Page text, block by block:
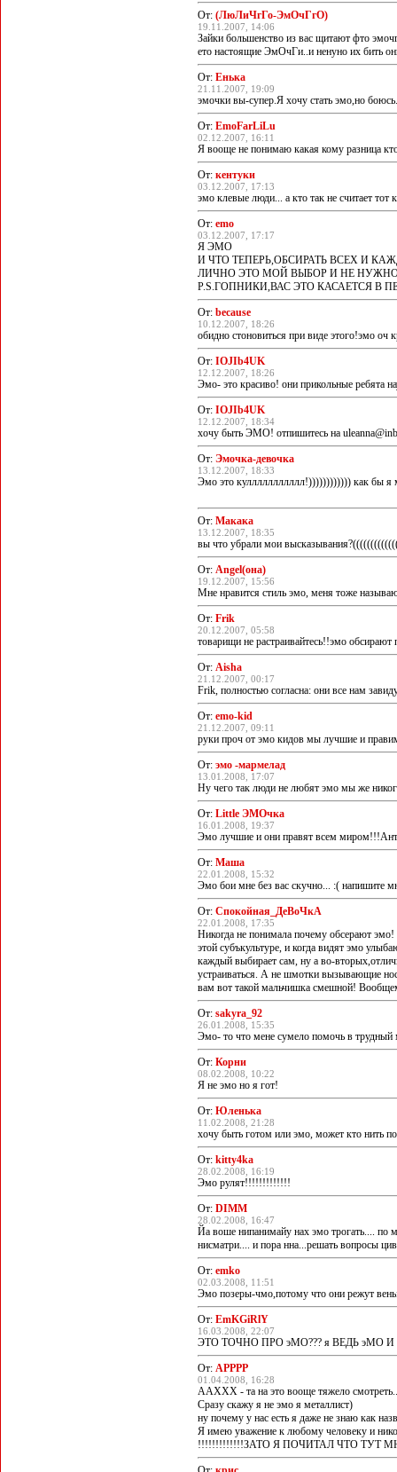
От: (ЛюЛиЧгГо-ЭмОчГгО)
19.11.2007, 14:06
Зайки большенство из вас щитают фто
ето настоящие ЭмОчГи..и ненуно их бить
От: Енька
21.11.2007, 19:09
эмочки вы-супер.Я хочу стать эмо,но боюсь.
От: EmoFarLiLu
02.12.2007, 16:11
Я вооще не понимаю какая кому разница
От: кентуки
03.12.2007, 17:13
эмо клевые люди... а кто так не считает
От: emo
03.12.2007, 17:17
Я ЭМО
И ЧТО ТЕПЕРЬ,ОБСИРАТЬ ВСЕХ И
ЛИЧНО ЭТО МОЙ ВЫБОР И НЕ
P.S.ГОПНИКИ,ВАС ЭТО КАСАЕТСЯ В
От: because
10.12.2007, 18:26
обидно стоновиться при виде этого!эмо оч
От: IOJIb4UK
12.12.2007, 18:26
Эмо- это красиво! они прикольные ребята
От: IOJIb4UK
12.12.2007, 18:34
хочу быть ЭМО! отпишитесь на
От: Эмочка-девочка
13.12.2007, 18:33
Эмо это куллллллллллл!)))))))))))) как бы
От: Макака
13.12.2007, 18:35
вы что убрали мои
От: Angel(она)
19.12.2007, 15:56
Мне нравится стиль эмо, меня тоже
От: Frik
20.12.2007, 05:58
товарищи не растраивайтесь!!эмо
От: Aisha
21.12.2007, 00:17
Frik, полностью согласна: они все нам
От: emo-kid
21.12.2007, 09:11
руки проч от эмо кидов мы лучшие и
От: эмо -мармелад
13.01.2008, 17:07
Ну чего так люди не любят эмо мы же
От: Little ЭМОчка
16.01.2008, 19:37
Эмо лучшие и они правят всем
От: Маша
22.01.2008, 15:32
Эмо бои мне без вас скучно... :( напишите
От: Спокойная_ДеВоЧкА
22.01.2008, 17:35
Никогда не понимала почему обсерают
этой субъкультуре, и когда видят эмо
каждый выбирает сам, ну а во-
устраиваться. А не шмотки вызывающие
вам вот такой мальчишка смешной!
От: sakyra_92
26.01.2008, 15:35
Эмо- то что мене сумело помочь в
От: Корни
08.02.2008, 10:22
Я не эмо но я гот!
От: Юленька
11.02.2008, 21:28
хочу быть готом или эмо, может кто нить
От: kitty4ka
28.02.2008, 16:19
Эмо рулят!!!!!!!!!!!!!
От: DIMM
28.02.2008, 16:47
Йа воше нипанимайу нах эмо трогать.... по
нисматри.... и пора нна...решать вопросы
От: emko
02.03.2008, 11:51
Эмо позеры-чмо,потому что они режут
От: EmKGiRlY
16.03.2008, 22:07
ЭТО ТОЧНО ПРО эМО??? я ВЕДЬ
От: АРРРР
01.04.2008, 16:28
ААХХХ - та на это вооще тяжело
Сразу скажу я не эмо я металлист)
ну почему у нас есть я даже не знаю как
Я имею уважение к любому человеку и
!!!!!!!!!!!!!ЗАТО Я ПОЧИТАЛ ЧТО ТУТ